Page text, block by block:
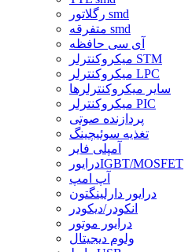
رگلاتور smd
متفرقه smd
آی سی حافظه
میکروکنترلر STM
میکروکنترلر LPC
سایر میکروکنترلرها
میکروکنترلر PIC
پردازنده صوتی
تغذیه سوئیچینگ
آمپلی فایر
درایورIGBT/MOSFET
آپ امپ
درایور دارلینگتون
انکودر/دیکودر
درایور موتور
ولوم دیجیتال